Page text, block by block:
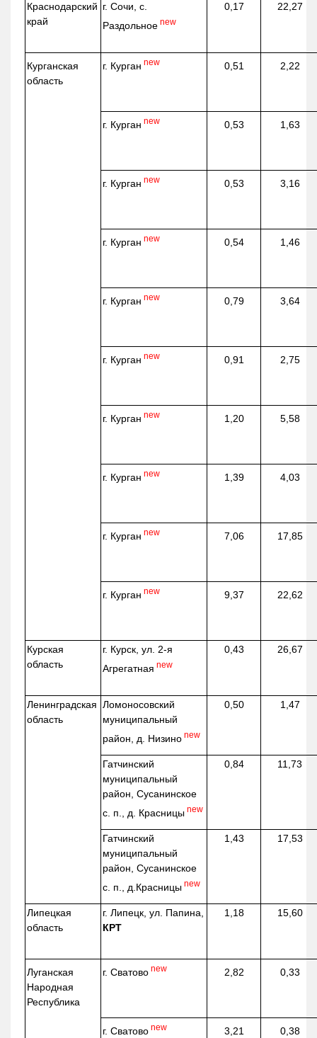
Краснодарский
край
г. Сочи, с.
Раздольное new
0,17 22,27
Курганская
область
г. Курган new 0,51 2,22
г. Курган new 0,53 1,63
г. Курган new 0,53 3,16
г. Курган new 0,54 1,46
г. Курган new 0,79 3,64
г. Курган new 0,91 2,75
г. Курган new 1,20 5,58
г. Курган new 1,39 4,03
г. Курган new 7,06 17,85
г. Курган new 9,37 22,62
Курская
область
г. Курск, ул. 2-я
Агрегатная new
0,43 26,67
Ленинградская
область
Ломоносовский
муниципальный
район, д. Низино new
0,50 1,47
Гатчинский
муниципальный
район, Сусанинское
с. п., д. Красницы new
0,84 11,73
Гатчинский
муниципальный
район, Сусанинское
с. п., д.Красницы new
1,43 17,53
Липецкая
область
г. Липецк, ул. Папина,
КРТ
1,18 15,60
Луганская
Народная
Республика
г. Сватово new 2,82 0,33
г. Сватово new 3,21 0,38